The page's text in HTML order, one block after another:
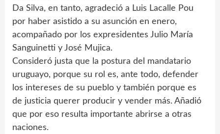
Da Silva, en tanto, agradeció a Luis Lacalle Pou
por haber asistido a su asunción en enero,
acompañado por los expresidentes Julio María
Sanguinetti y José Mujica.
Consideró justa que la postura del mandatario
uruguayo, porque su rol es, ante todo, defender
los intereses de su pueblo y también porque es
de justicia querer producir y vender más. Añadió
que por eso resulta importante abrirse a otras
naciones.